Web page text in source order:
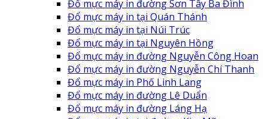
Đổ mực máy in đường Sơn Tây Ba Đình
Đổ mực máy in tại Quán Thánh
Đổ mực máy in tại Núi Trúc
Đổ mực máy in tại Nguyên Hồng
Đổ mực máy in đường Nguyễn Công Hoan
Đổ mực máy in đường Nguyễn Chí Thanh
Đổ mực máy in Phố Linh Lang
Đổ mực máy in đường Lê Duẩn
Đổ mực máy in đường Láng Hạ